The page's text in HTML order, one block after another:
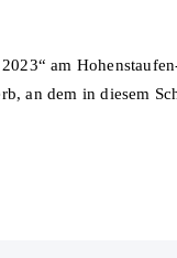
am
an dem in diesem